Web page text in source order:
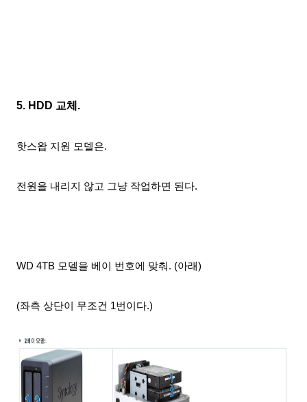
5. HDD 교체.
핫스왑 지원 모델은.
전원을 내리지 않고 그냥 작업하면 된다.
WD 4TB 모델을 베이 번호에 맞춰. (아래)
(좌측 상단이 무조건 1번이다.)